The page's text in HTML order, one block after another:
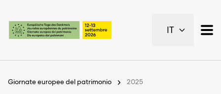
Pagine importanti
Pagina iniziale
Contenuto
Piano del sito
IT
Giornate europee del patrimonio 2025